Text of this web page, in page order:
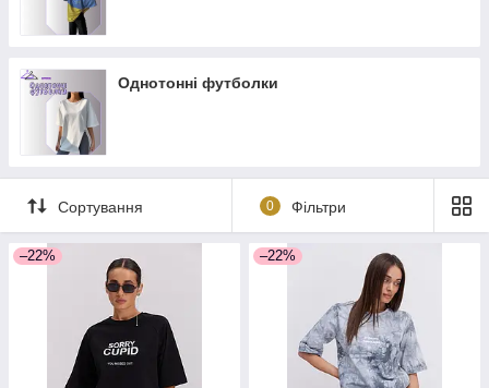
Однотонні футболки
Сортування 0 Фільтри
–22% –22%